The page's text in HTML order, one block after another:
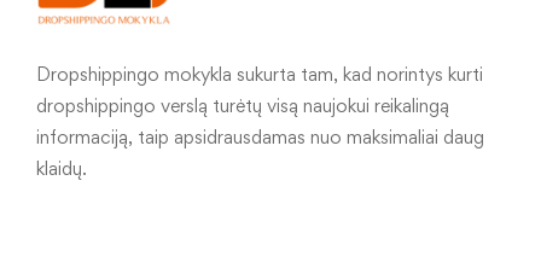
Dropshippingo mokykla sukurta tam, kad norintys kurti
dropshippingo verslą turėtų visą naujokui reikalingą
informaciją, taip apsidrausdamas nuo maksimaliai daug
klaidų.